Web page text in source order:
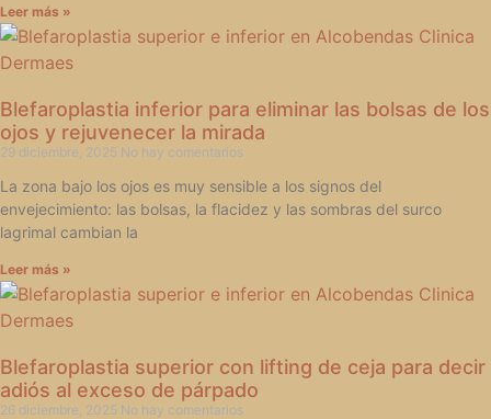
Leer más »
Blefaroplastia inferior para eliminar las bolsas de los
ojos y rejuvenecer la mirada
29 diciembre, 2025 No hay comentarios
La zona bajo los ojos es muy sensible a los signos del
envejecimiento: las bolsas, la flacidez y las sombras del surco
lagrimal cambian la
Leer más »
Blefaroplastia superior con lifting de ceja para decir
adiós al exceso de párpado
26 diciembre, 2025 No hay comentarios